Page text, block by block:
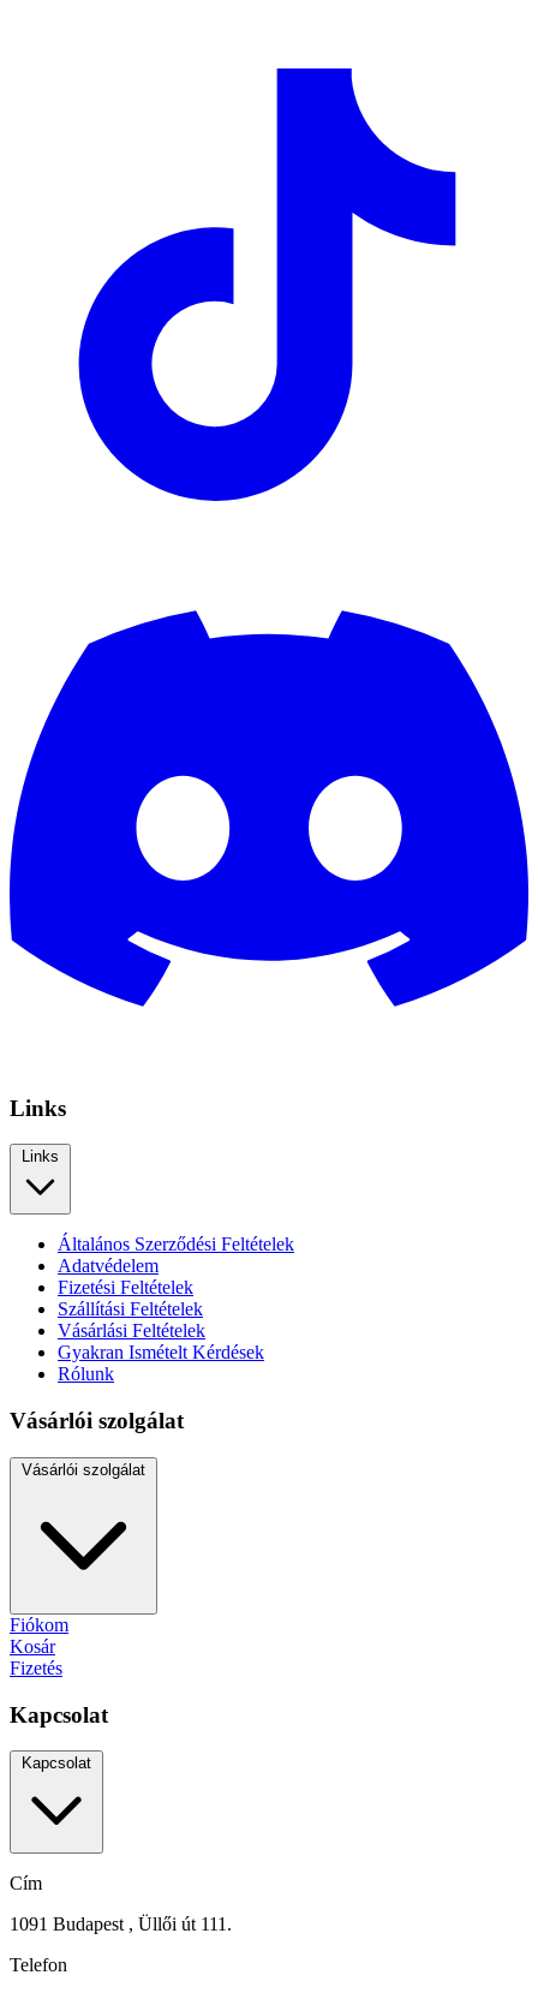
Links
Links
Általános Szerződési Feltételek
Adatvédelem
Fizetési Feltételek
Szállítási Feltételek
Vásárlási Feltételek
Gyakran Ismételt Kérdések
Rólunk
Vásárlói szolgálat
Vásárlói szolgálat
Fiókom
Kosár
Fizetés
Kapcsolat
Kapcsolat
Cím
1091 Budapest , Üllői út 111.
Telefon